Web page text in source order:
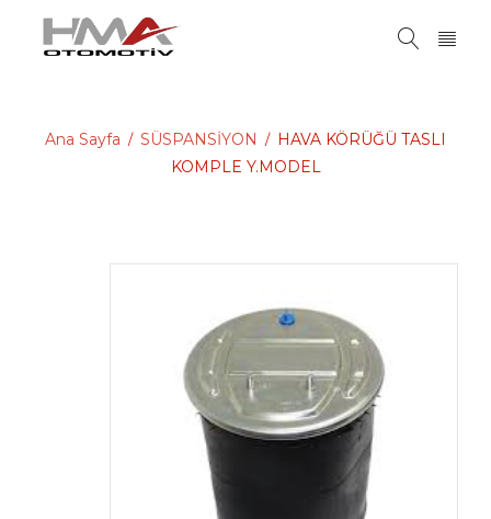
Ana Sayfa / SÜSPANSİYON / HAVA KÖRÜĞÜ TASLI
KOMPLE Y.MODEL